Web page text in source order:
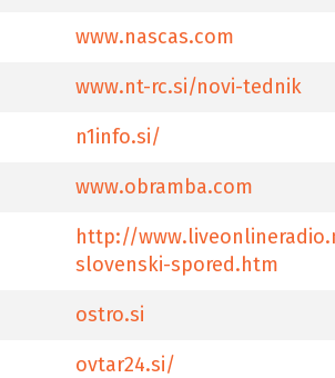
www.nascas.com
www.nt-rc.si/novi-tednik
n1info.si/
www.obramba.com
http://
slovenski-spored.htm
ostro.si
ovtar24.si/